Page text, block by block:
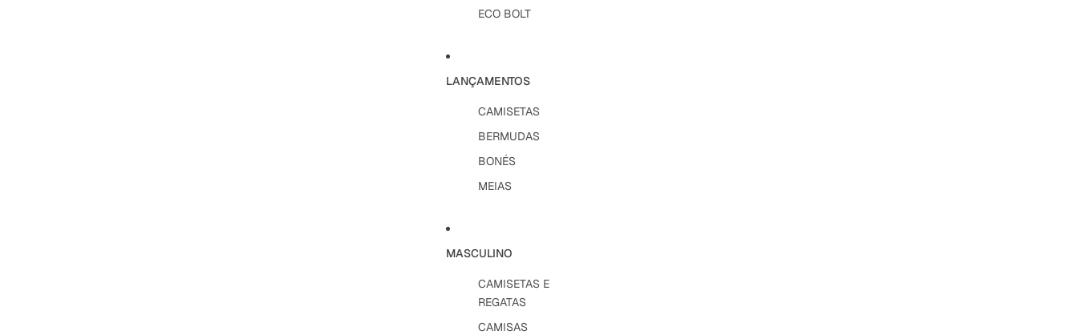
ECO BOLT
LANÇAMENTOS
CAMISETAS
BERMUDAS
BONÉS
MEIAS
MASCULINO
CAMISETAS E
REGATAS
CAMISAS